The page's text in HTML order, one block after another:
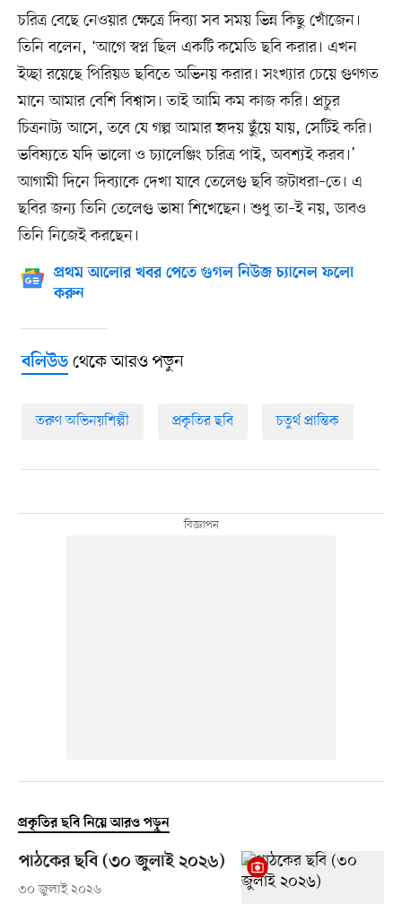
চরিত্র বেছে নেওয়ার ক্ষেত্রে দিব্যা সব সময় ভিন্ন কিছু খোঁজেন।
তিনি বলেন, ‘আগে স্বপ্ন ছিল একটি কমেডি ছবি করার। এখন
ইচ্ছা রয়েছে পিরিয়ড ছবিতে অভিনয় করার। সংখ্যার চেয়ে গুণগত
মানে আমার বেশি বিশ্বাস। তাই আমি কম কাজ করি। প্রচুর
চিত্রনাট্য আসে, তবে যে গল্প আমার হৃদয় ছুঁয়ে যায়, সেটিই করি।
ভবিষ্যতে যদি ভালো ও চ্যালেঞ্জিং চরিত্র পাই, অবশ্যই করব।’
আগামী দিনে দিব্যাকে দেখা যাবে তেলেগু ছবি জটাধরা–তে। এ
ছবির জন্য তিনি তেলেগু ভাষা শিখেছেন। শুধু তা–ই নয়, ডাবও
তিনি নিজেই করছেন।
প্রথম আলোর খবর পেতে গুগল নিউজ চ্যানেল ফলো
করুন
বলিউডথেকে আরও পড়ুন
তরুণ অভিনয়শিল্পী প্রকৃতির ছবি চতুর্থ প্রান্তিক
প্রকৃতির ছবি নিয়ে আরও পড়ুন
পাঠকের ছবি (৩০ জুলাই ২০২৬)
৩০ জুলাই ২০২৬